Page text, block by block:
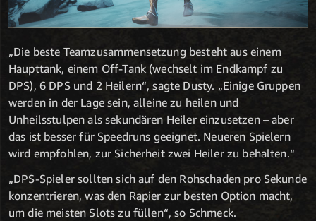
„Die beste Teamzusammensetzung besteht aus einem
Haupttank, einem Off-Tank (wechselt im Endkampf zu
DPS), 6 DPS und 2 Heilern“, sagte Dusty. „Einige Gruppen
werden in der Lage sein, alleine zu heilen und
Unheilsstulpen als sekundären Heiler einzusetzen – aber
das ist besser für Speedruns geeignet. Neueren Spielern
wird empfohlen, zur Sicherheit zwei Heiler zu behalten.“
„DPS-Spieler sollten sich auf den Rohschaden pro Sekunde
konzentrieren, was den Rapier zur besten Option macht,
um die meisten Slots zu füllen“, so Schmeck.